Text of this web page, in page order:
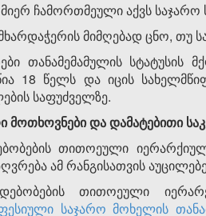
ჩამორთმეული აქვს საჯარო
მიმღებად ცნო,
თანამემამულის
18 წელს და იცის
საფუძველზე.
მოთხოვნები და დამატებითი
თითოეული
ამ რანგისათვის
თითოეული
საჯარო მოხელის